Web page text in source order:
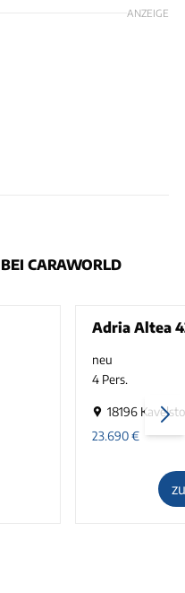
ANZEIGE
CARAWORLD
Adria Altea
neu
4 Pers.
18196
23.690€